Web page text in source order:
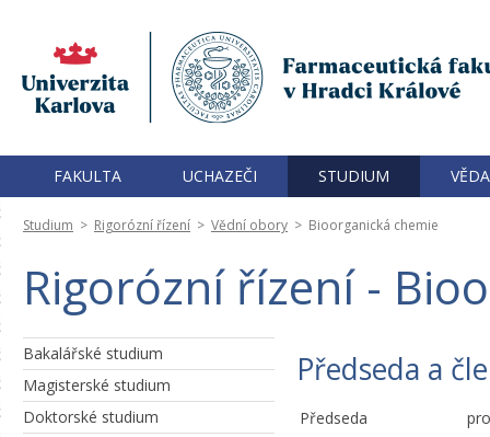
FAKULTA UCHAZEČI STUDIUM
Studium > Rigorózní řízení > Vědní obory > Bioorganická chemie
Rigorózní řízení -
Bakalářské studium
Magisterské studium
Doktorské studium
Předseda a
Předseda